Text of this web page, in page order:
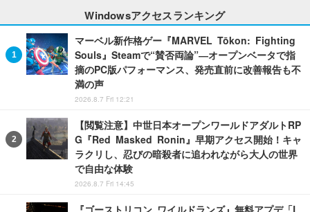
Windowsアクセスランキング
マーベル新作格ゲー『MARVEL Tōkon: Fighting
Souls』Steamで“賛否両論”―オープンベータで指
摘のPC版パフォーマンス、発売直前に改善報告も不
満の声
2026.8.7 Fri 12:21
【閲覧注意】中世日本オープンワールドアダルトRP
G『Red Masked Ronin』早期アクセス開始！キャ
ラクリし、忍びの暗殺者に追われながら大人の世界
で自由な体験
2026.8.7 Fri 14:45
『ゴーストリコン ワイルドランズ』無料アプデ「L